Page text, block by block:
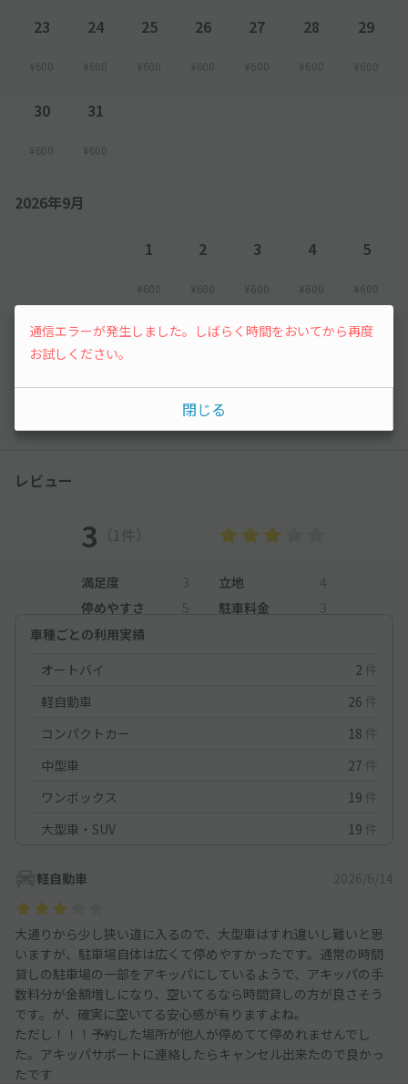
23
¥600
24
¥600
25
¥600
26
¥600
27
¥600
28
¥600
29
¥600
30
¥600
31
¥600
2026年9月
1
¥600
2
¥600
3
¥600
4
¥600
5
¥600
6 7 8
以降の空き状況は毎日24:00に更新されます。
レビュー
3 （1件）
満足度 3 立地
4
停めやすさ
5 駐車料金
3
車種ごとの利用実績
オートバイ
2 件
軽自動車
26 件
コンパクトカー
18 件
中型車
27 件
ワンボックス
19 件
大型車・SUV
19 件
軽自動車 2026/6/14
大通りから少し狭い道に入るので、大型車はすれ違いし難いと思
いますが、駐車場自体は広くて停めやすかったです。通常の時間
貸しの駐車場の一部をアキッパにしているようで、アキッパの手
数料分が金額増しになり、空いてるなら時間貸しの方が良さそう
です。が、確実に空いてる安心感が有りますよね。
ただし！！！予約した場所が他人が停めてて停めれませんでし
た。アキッパサポートに連絡したらキャンセル出来たので良かっ
たです
通信エラーが発生しました。しばらく時間をおいてから再度
お試しください。
閉じる